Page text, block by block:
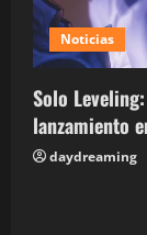
Noticias
Solo
lanzamiento
daydreaming